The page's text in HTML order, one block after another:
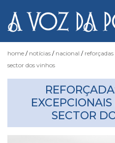
Notícias
Fotógrafo
do
home notícias nacional
sector dos vinhos
SECTOR